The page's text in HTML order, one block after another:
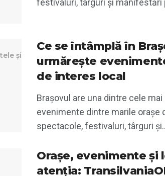
festivaluri, târguri și manifestări
Ce se întâmplă în
urmărește
de interes local
Brașovul are una dintre cele
evenimente dintre marile orașe
spectacole, festivaluri, târguri
Orașe, evenimente și
atenția: